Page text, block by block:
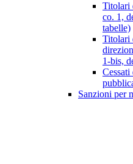
Titolari
co. 1,
tabelle)
Titolari
1-bis,
Sanzioni per